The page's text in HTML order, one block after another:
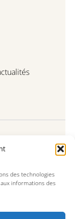
des technologies
informations des